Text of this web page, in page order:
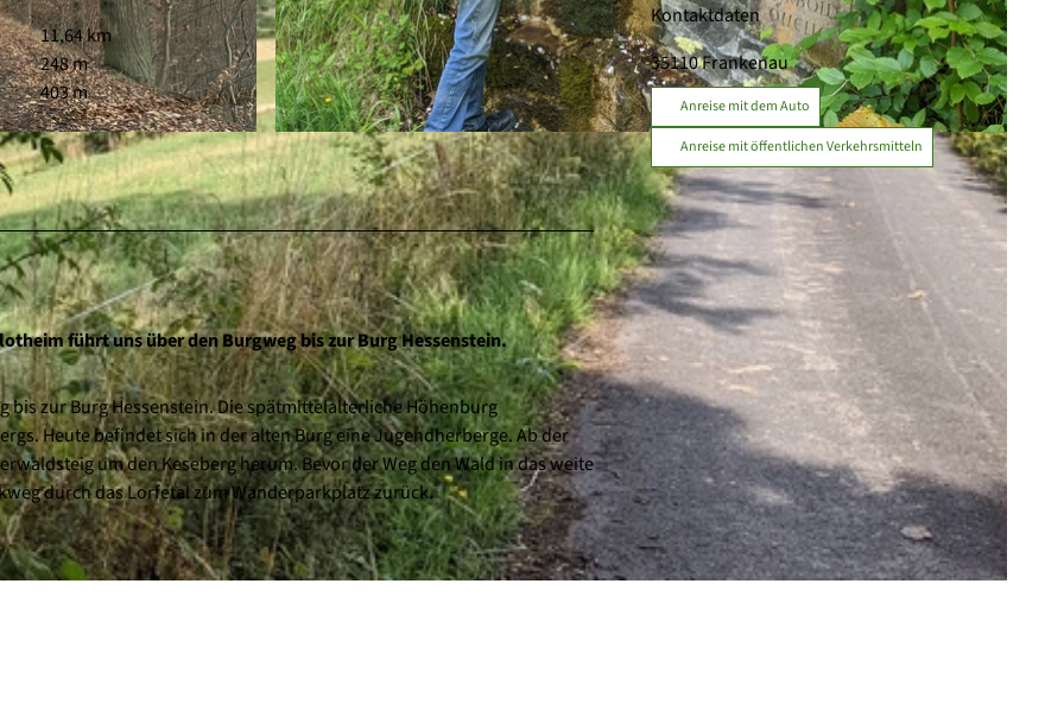
© Elke Matzner, Naturpark Kellerwald-Edersee |CC-BY
11,64 km
248 m
403 m
führt uns über den Burgweg bis zur Burg Hessenstein.
bis zur Burg Hessenstein. Die spätmittelalterliche Höhenburg
Heute befindet sich in der alten Burg eine Jugendherberge. Ab der
um den Keseberg herum. Bevor der Weg den Wald in das weite
durch das Lorfetal zum Wanderparkplatz zurück.
Kontaktdaten
35110Frankenau
Anreise mit dem Auto
Anreise mit öffentlichen Verkehrsmitteln